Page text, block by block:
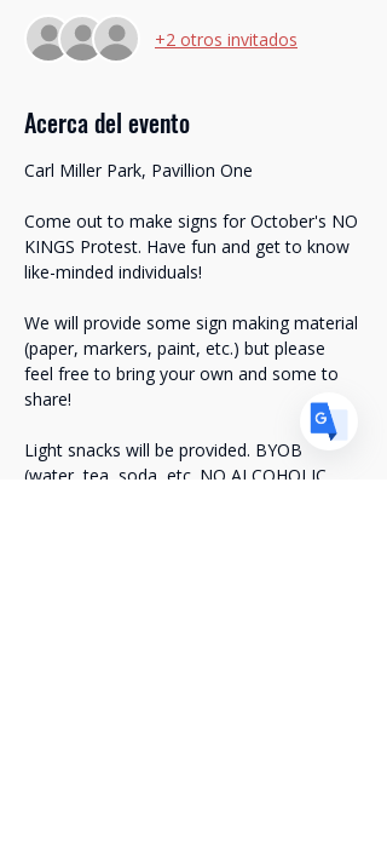
+2 otros invitados
Acerca del evento
Carl Miller Park, Pavillion One
Come out to make signs for October's NO
KINGS Protest. Have fun and get to know
like-minded individuals!
We will provide some sign making material
(paper, markers, paint, etc.) but please
feel free to bring your own and some to
share!
Light snacks will be provided. BYOB
(water, tea, soda, etc. NO ALCOHOLIC
FR · Français
DEGerman· Deutsch
ES Spanish · Español